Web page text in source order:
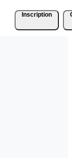
Inscription